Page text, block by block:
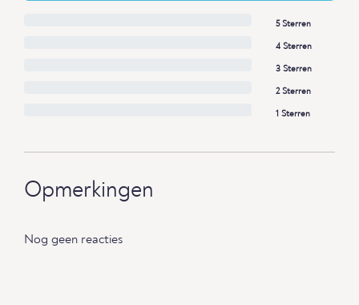
5 Sterren
4 Sterren
3 Sterren
2 Sterren
1 Sterren
Opmerkingen
Nog geen reacties